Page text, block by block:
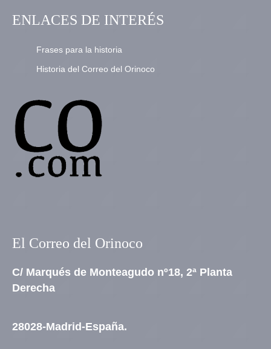
ENLACES DE INTERÉS
Frases para la historia
Historia del Correo del Orinoco
El Correo del Orinoco
C/ Marqués de Monteagudo nº18, 2ª Planta
Derecha
28028-Madrid-España.